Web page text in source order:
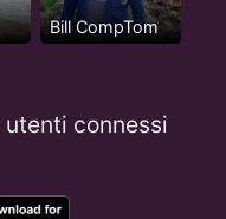
Bill CompTom
utenti connessi